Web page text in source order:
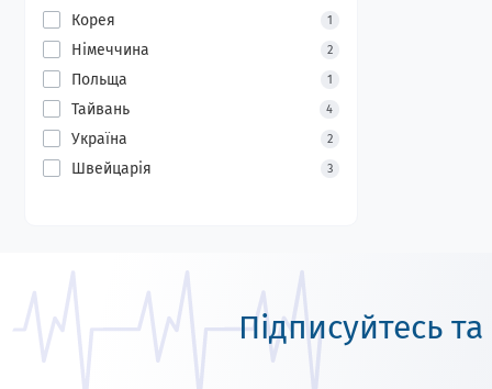
Корея 1
Німеччина 2
Польща 1
Тайвань 4
Україна 2
Швейцарія 3
Підписуйтесь